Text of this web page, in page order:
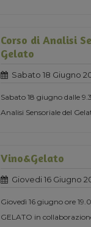
Corso di Analisi
Gelato
Sabato 18 Giugno
Sabato 18 giugno dalle
Analisi Sensoriale del
Vino&Gelato
Giovedi 16 Giugno
Giovedì 16 giugno ore
GELATO in